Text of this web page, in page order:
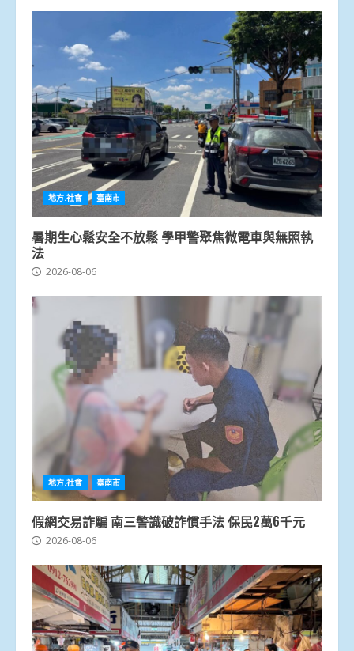
地方.社會 臺南市
暑期生心鬆安全不放鬆 學甲警聚焦微電車與無照執
法
2026-08-06
地方.社會 臺南市
假網交易詐騙 南三警識破詐慣手法 保民2萬6千元
2026-08-06